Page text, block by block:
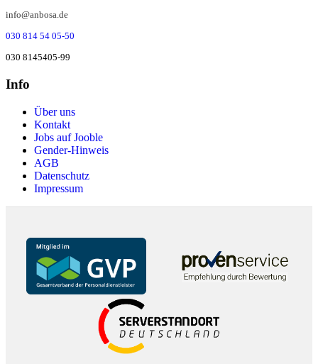
info@anbosa.de
030 814 54 05-50
030 8145405-99
Info
Über uns
Kontakt
Jobs auf Jooble
Gender-Hinweis
AGB
Datenschutz
Impressum